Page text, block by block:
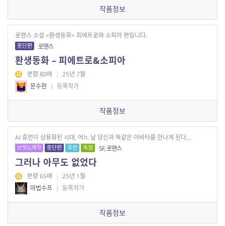
작품정보
로맨스 소설 <환생동화> 피에트로와 소피아 편입니다.
중단편 로맨스
환생동화 – 피에트로&소피아
분량 80매 | 25년 7월
문수현
| 등록작가
작품정보
AI 휴먼이 상용화된 시대, 어느 날 당신과 똑같은 아바타를 만나게 된다...
브릿G계약 중단편 추천 독점 SF, 로맨스
그러나 아무도 없었다
분량 65매 | 25년 1월
마법수프 | 등록작가
작품정보